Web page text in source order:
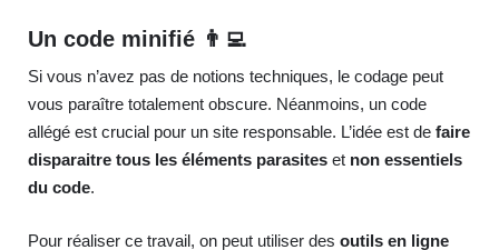
Un code minifié 👨‍💻
Si vous n’avez pas de notions techniques, le codage peut
vous paraître totalement obscure. Néanmoins, un code
allégé est crucial pour un site responsable. L’idée est de faire
disparaitre tous les éléments parasites et non essentiels
du code.
Pour réaliser ce travail, on peut utiliser des outils en ligne